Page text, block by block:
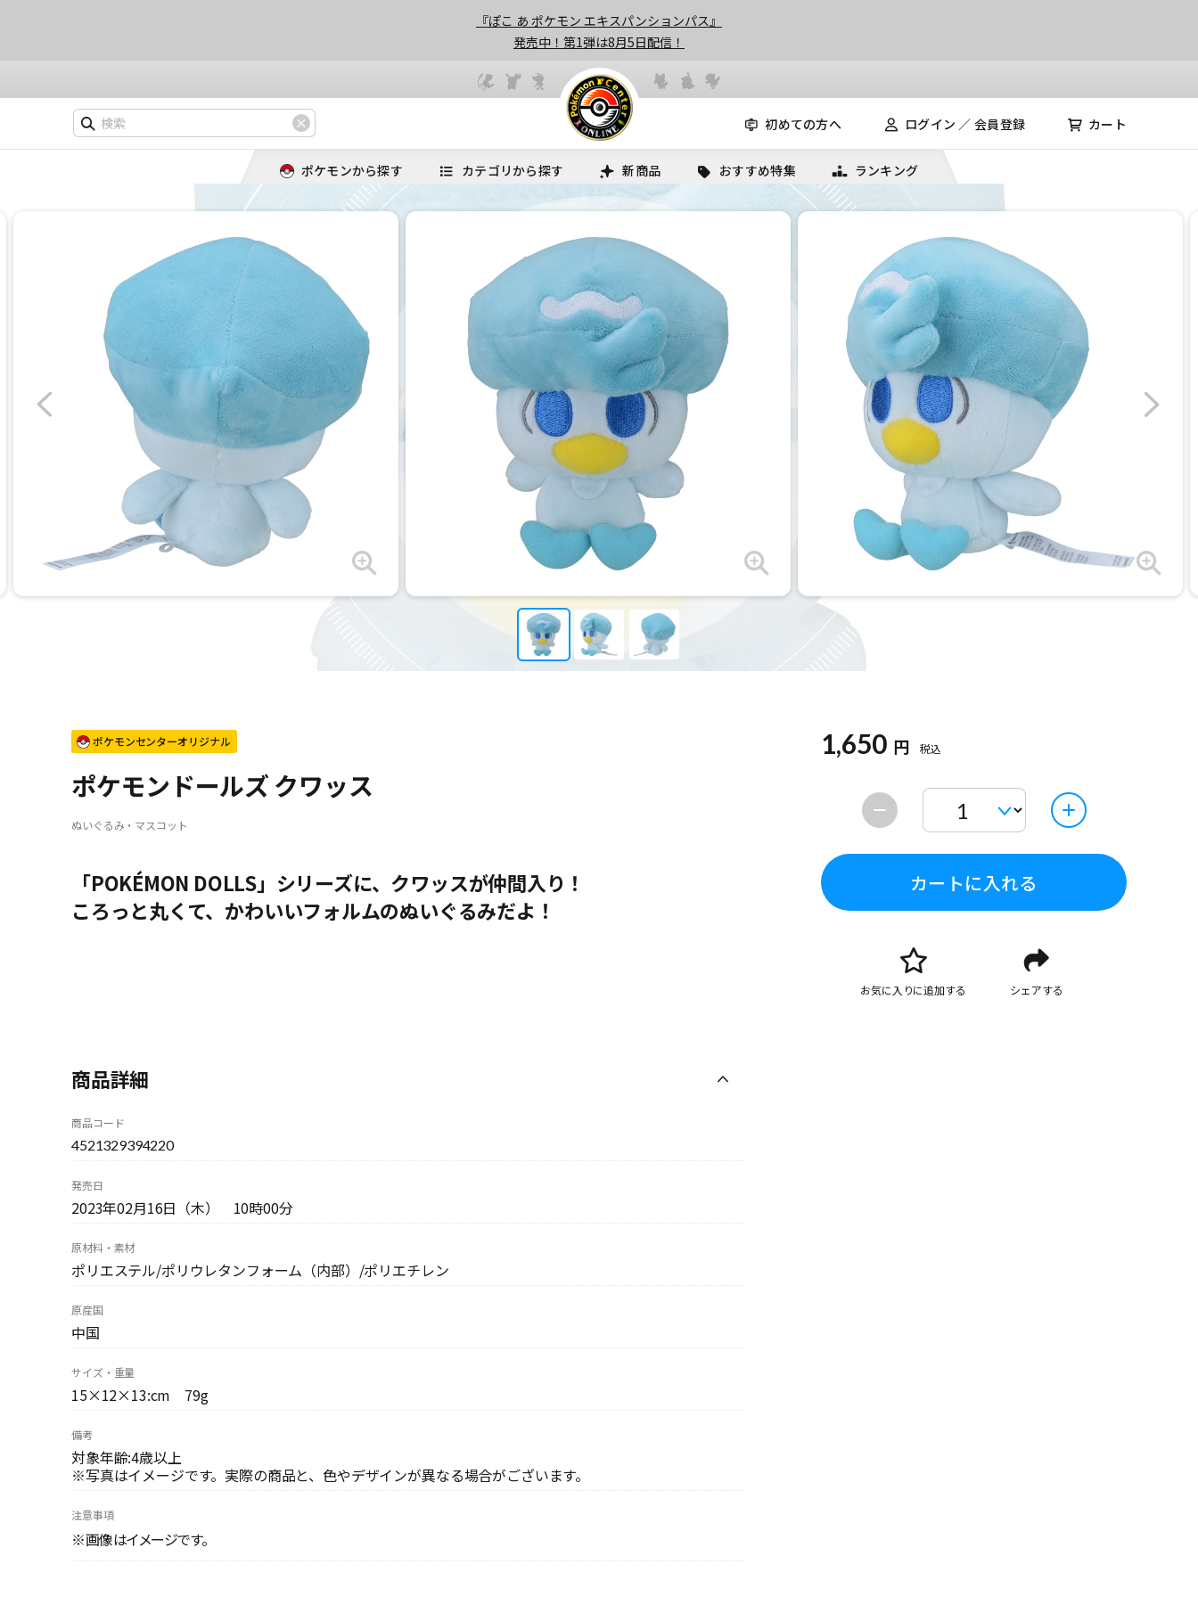
『ぽこ あ ポケモン エキスパンションパス』
発売中！第1弾は8月5日配信！
初めての方へ ログイン ／ 会員登録 カート
ポケモンから探す カテゴリから探す 新商品 おすすめ特集 ランキング
ポケモンセンターオリジナル
ポケモンドールズ クワッス
ぬいぐるみ・マスコット
1,650 円 税込
カートに入れる
お気に入りに追加する シェアする
「POKÉMON DOLLS」シリーズに、クワッスが仲間入り！
ころっと丸くて、かわいいフォルムのぬいぐるみだよ！
商品詳細
商品コード
4521329394220
発売日
2023年02月16日（木） 10時00分
原材料・素材
ポリエステル/ポリウレタンフォーム（内部）/ポリエチレン
原産国
中国
サイズ・重量
15×12×13:cm 79g
備考
対象年齢:4歳以上
※写真はイメージです。実際の商品と、色やデザインが異なる場合がございます。
注意事項
※画像はイメージです。